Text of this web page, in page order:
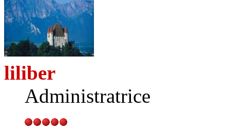
liliber
Administratrice